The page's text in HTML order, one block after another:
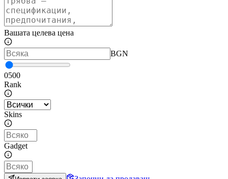
Вашата целева цена
BGN
0500
Rank
Skins
Gadget